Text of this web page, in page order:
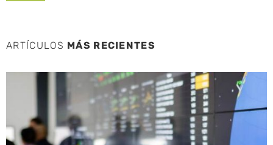
ARTÍCULOS MÁS RECIENTES